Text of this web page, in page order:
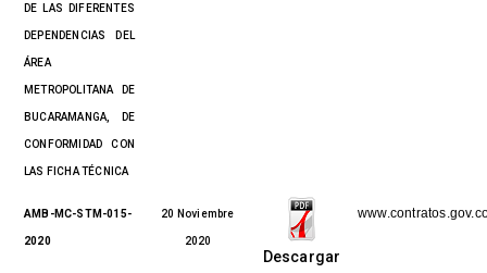
DE LAS DIFERENTES
DEPENDENCIAS DEL
ÁREA
METROPOLITANA DE
BUCARAMANGA, DE
CONFORMIDAD CON
LAS FICHA TÉCNICA
AMB-MC-STM-015-
2020
20 Noviembre
2020
Descargar